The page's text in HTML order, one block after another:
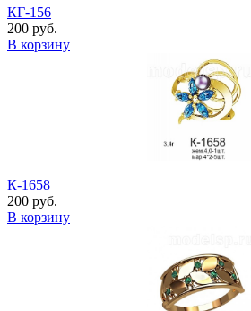
КГ-156
200 руб.
В корзину
К-1658
200 руб.
В корзину